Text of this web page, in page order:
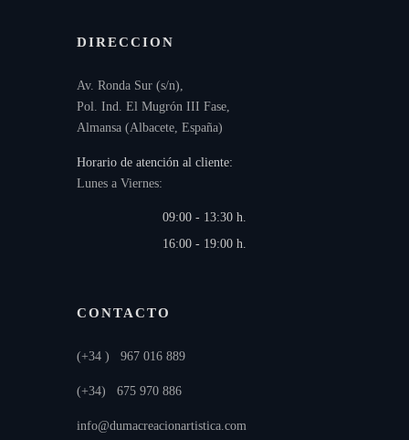
DIRECCION
Av. Ronda Sur (s/n),
Pol. Ind. El Mugrón III Fase,
Almansa (Albacete, España)
Horario de atención al cliente:
Lunes a Viernes:
09:00 - 13:30 h.
16:00 - 19:00 h.
CONTACTO
(+34 ) 967 016 889
(+34) 675 970 886
info@dumacreacionartistica.com